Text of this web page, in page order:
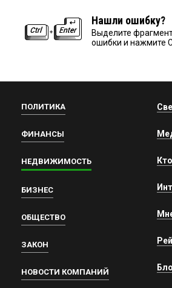
Нашли ошибку?
Выделите
ошибки и нажмите
ПОЛИТИКА
ФИНАНСЫ
НЕДВИЖИМОСТЬ
БИЗНЕС
ОБЩЕСТВО
ЗАКОН
НОВОСТИ КОМПАНИЙ